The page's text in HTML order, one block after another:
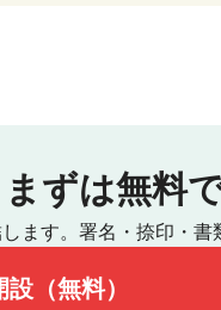
まずは無料
ます。 署名・捺印・書
（無料）